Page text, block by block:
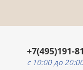
+7(495)191-
c 10:00 до